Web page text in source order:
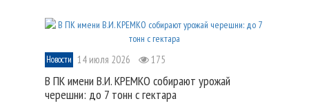
Новости 14 июля 2026 175
В ПК имени В.И. КРЕМКО собирают урожай
черешни: до 7 тонн с гектара